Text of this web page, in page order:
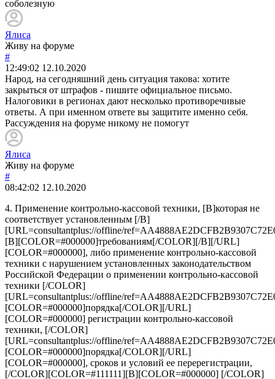
соболезную
Ялиса
Живу на форуме
#
12:49:02 12.10.2020
Народ, на сегодняшний день ситуация такова: хотите
закрыться от штрафов - пишите официальное письмо.
Налоговики в регионах дают несколько противоречивые
ответы. А при именном ответе вы защитите именно себя.
Рассуждения на форуме никому не помогут
Ялиса
Живу на форуме
#
08:42:02 12.10.2020
4. Применение контрольно-кассовой техники, [B]которая не
соответствует установленным [/B]
[URL=consultantplus://offline/
[B][COLOR=#000000]требованиям[/COLOR][/B][/URL]
[COLOR=#000000], либо применение контрольно-кассовой
техники с нарушением установленных законодательством
Российской Федерации о применении контрольно-кассовой
техники [/COLOR]
[URL=consultantplus://offline/
[COLOR=#000000]порядка[/COLOR][/URL]
[COLOR=#000000] регистрации контрольно-кассовой
техники, [/COLOR]
[URL=consultantplus://offline/
[COLOR=#000000]порядка[/COLOR][/URL]
[COLOR=#000000], сроков и условий ее перерегистрации,
[/COLOR][COLOR=#111111][B][COLOR=#000000] [/COLOR]